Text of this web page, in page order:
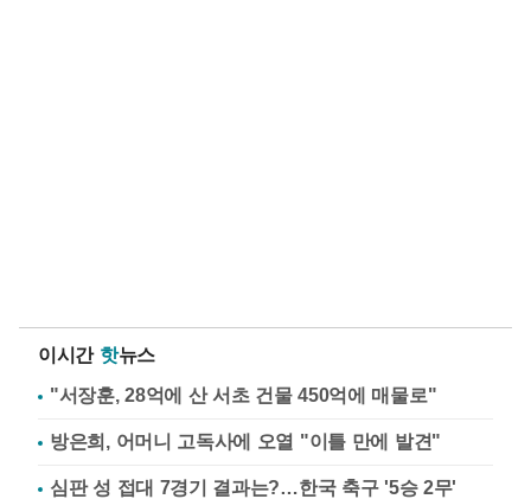
이시간 핫뉴스
"서장훈, 28억에 산 서초 건물 450억에 매물로"
방은희, 어머니 고독사에 오열 "이틀 만에 발견"
심판 성 접대 7경기 결과는?…한국 축구 '5승 2무'